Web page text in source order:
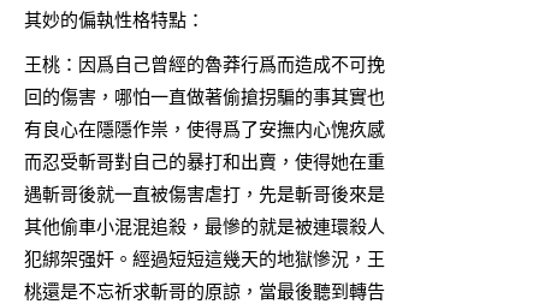
其妙的偏執性格特點：
王桃：因爲自己曾經的魯莽行爲而造成不可挽
回的傷害，哪怕一直做著偷搶拐騙的事其實也
有良心在隱隱作祟，使得爲了安撫内心愧疚感
而忍受斬哥對自己的暴打和出賣，使得她在重
遇斬哥後就一直被傷害虐打，先是斬哥後來是
其他偷車小混混追殺，最慘的就是被連環殺人
犯綁架强奸。經過短短這幾天的地獄慘況，王
桃還是不忘祈求斬哥的原諒，當最後聽到轉告